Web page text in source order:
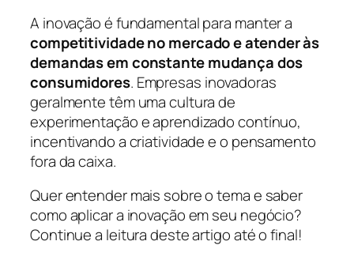
A inovação é fundamental para manter a
competitividade no mercadoeatender às
demandas em constante mudança dos
consumidores. Empresas inovadoras
geralmente têm uma cultura de
experimentação e aprendizado contínuo,
incentivando a criatividade e o pensamento
fora da caixa.
Quer entender mais sobre o tema e saber
como aplicar a inovação em seu negócio?
Continue a leitura deste artigo até o final!